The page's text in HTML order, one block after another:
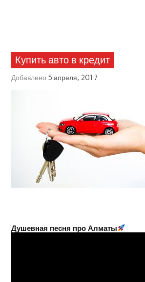
Купить авто в кредит
Добавлено 5 апреля, 2017
Душевная песня про Алматы